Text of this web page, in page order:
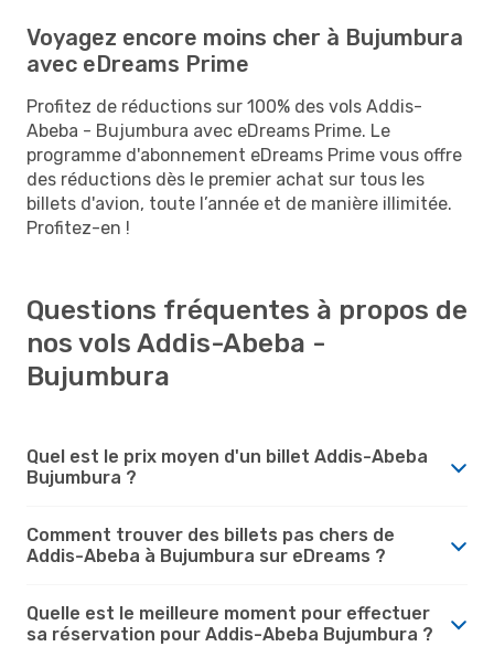
Voyagez encore moins cher à Bujumbura
avec eDreams Prime
Profitez de réductions sur 100% des vols Addis-
Abeba - Bujumbura avec eDreams Prime. Le
programme d'abonnement eDreams Prime vous offre
des réductions dès le premier achat sur tous les
billets d'avion, toute l’année et de manière illimitée.
Profitez-en !
Questions fréquentes à propos de
nos vols Addis-Abeba -
Bujumbura
Quel est le prix moyen d'un billet Addis-Abeba
Bujumbura ?
Comment trouver des billets pas chers de
Addis-Abeba à Bujumbura sur eDreams ?
Quelle est le meilleure moment pour effectuer
sa réservation pour Addis-Abeba Bujumbura ?